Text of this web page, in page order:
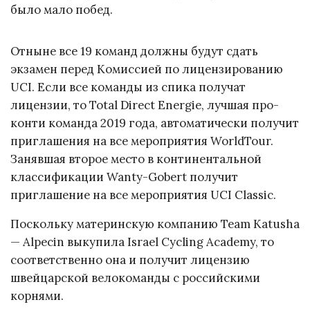
было мало побед.
Отныне все 19 команд должны будут сдать
экзамен перед Комиссией по лицензированию
UCI. Если все команды из спика получат
лицензии, то Total Direct Energie, лучшая про-
конти команда 2019 года, автоматически получит
приглашения на все мероприятия WorldTour.
Занявшая второе место в континентальной
классификации Wanty-Gobert получит
приглашение на все мероприятия UCI Classic.
Поскольку материнскую компанию Team Katusha
— Alpecin выкупила Israel Cycling Academy, то
соответственно она и получит лицензию
швейцарской велокоманды с российскими
корнями.